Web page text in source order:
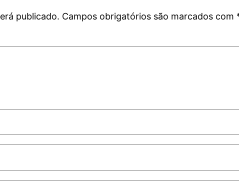
publicado. Campos obrigatórios são marcados com